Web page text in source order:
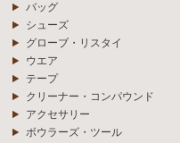
バッグ
シューズ
グローブ・リスタイ
ウエア
テープ
クリーナー・コンパウンド
アクセサリー
ボウラーズ・ツール